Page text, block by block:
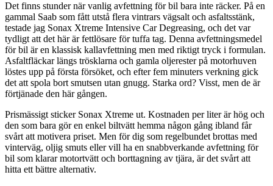
Det finns stunder när vanlig avfettning för bil bara inte räcker. På en
gammal Saab som fått utstå flera vintrars vägsalt och asfaltsstänk,
testade jag Sonax Xtreme Intensive Car Degreasing, och det var
tydligt att det här är fettlösare för tuffa tag. Denna avfettningsmedel
för bil är en klassisk kallavfettning men med riktigt tryck i formulan.
Asfaltfläckar längs trösklarna och gamla oljerester på motorhuven
löstes upp på första försöket, och efter fem minuters verkning gick
det att spola bort smutsen utan gnugg. Starka ord? Visst, men de är
förtjänade den här gången.
Prismässigt sticker Sonax Xtreme ut. Kostnaden per liter är hög och
den som bara gör en enkel biltvätt hemma någon gång ibland får
svårt att motivera priset. Men för dig som regelbundet brottas med
vinterväg, oljig smuts eller vill ha en snabbverkande avfettning för
bil som klarar motortvätt och borttagning av tjära, är det svårt att
hitta ett bättre alternativ.